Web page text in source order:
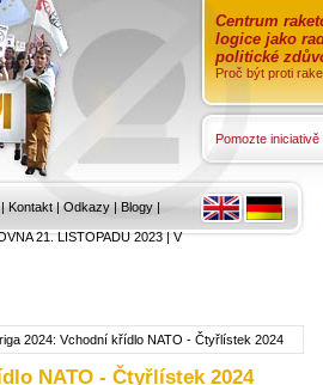
Centrum
logice jako
politické
Proč být proti
Pomozte iniciativě
| Kontakt | Odkazy | Blogy |
21. LISTOPADU 2023|V
2024: Vchodní křídlo NATO - Čtyřlístek 2024
NATO - Čtyřlístek 2024